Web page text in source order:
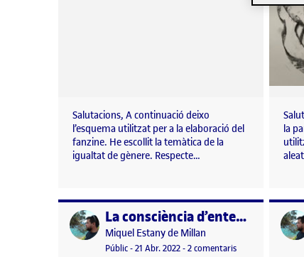
Salutacions, A continuació deixo
l’esquema utilitzat per a la elaboració del
fanzine. He escollit la temàtica de la
igualtat de gènere. Respecte…
la
Publicat per La consciència d’entendre l’espai
Publicat per
Miquel Estany de Millan
Visibilitat:
Públic-Data de publicació
21 Abr. 2022-2 comentarisa La consciència